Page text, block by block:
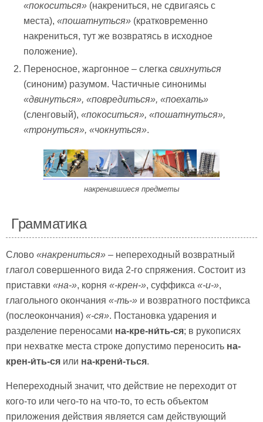
«покоситься» (накрениться, не сдвигаясь с
места),«пошатнуться» (кратковременно
накрениться, тут же возвратясь в исходное
положение).
Переносное, жаргонное – слегкасвихнуться
(синоним) разумом. Частичные синонимы
«двинуться», «повредиться», «поехать»
(сленговый),«покоситься», «пошатнуться»,
«тронуться», «чокнуться».
накренившиеся предметы
Грамматика
Слово «накрениться» – непереходный возвратный
глагол совершенного вида 2-го спряжения. Состоит из
приставки «на-», корня «-крен-», суффикса «-и-»,
глагольного окончания «-ть-» и возвратного постфикса
(послеокончания) «-ся». Постановка ударения и
разделение переносами на-кре-ни́ть-ся; в рукописях
при нехватке места строке допустимо переносить на-
крен-и́ть-ся или на-крени́-ться.
Непереходный значит, что действие не переходит от
кого-то или чего-то на что-то, то есть объектом
приложения действия является сам действующий